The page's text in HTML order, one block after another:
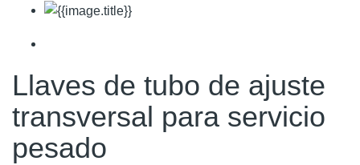
Llaves de tubo de ajuste
transversal para servicio
pesado